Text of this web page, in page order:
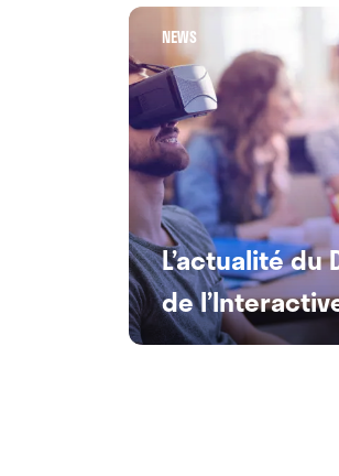
NEWS
L’actualité du
de